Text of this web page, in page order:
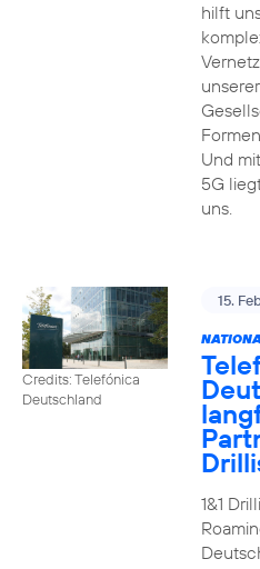
hilft
Und
5G
uns.
Credits: Telefónica
Deutschland
15.
1&1